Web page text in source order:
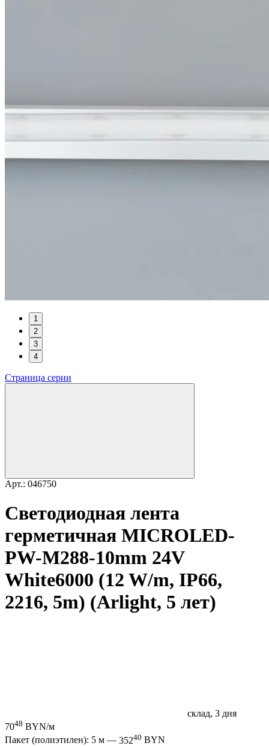
1
2
3
4
Страница серии
Арт.: 046750
Светодиодная лента
герметичная MICROLED-
PW-M288-10mm 24V
White6000 (12 W/m, IP66,
2216, 5m) (Arlight, 5 лет)
склад, 3 дня
7048 BYN/м
Пакет (полиэтилен): 5 м — 35240 BYN